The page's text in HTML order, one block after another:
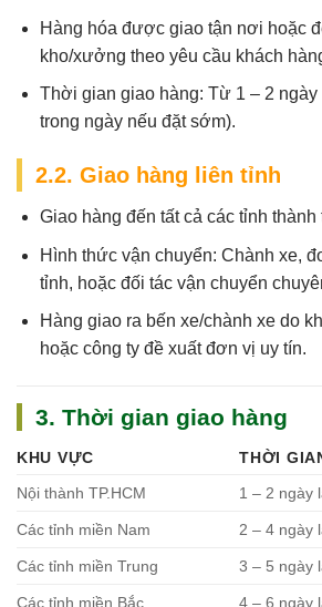
Hàng hóa được giao tận nơi hoặc
kho/xưởng theo yêu cầu khách
Thời gian giao hàng: Từ 1 – 2 ngày
trong ngày nếu đặt sớm).
2.2. Giao hàng liên tỉnh
Giao hàng đến tất cả các tỉnh thành
Hình thức vận chuyển: Chành xe,
tỉnh, hoặc đối tác vận chuyển
Hàng giao ra bến xe/chành xe do
hoặc công ty đề xuất đơn vị uy tín.
3. Thời gian giao hàng
KHU VỰC
THỜI
Nội thành TP.HCM
1 – 2 ngày
Các tỉnh miền Nam 2 – 4 ngày
Các tỉnh miền Trung 3 – 5 ngày
Các tỉnh miền Bắc 4 – 6 ngày